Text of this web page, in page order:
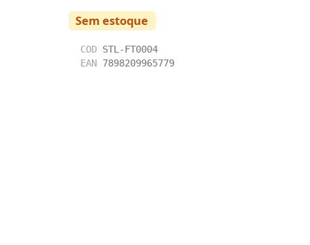
Sem estoque
COD STL-FT0004
EAN 7898209965779